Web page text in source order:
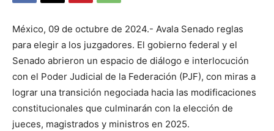
México, 09 de octubre de 2024.- Avala Senado reglas
para elegir a los juzgadores. El gobierno federal y el
Senado abrieron un espacio de diálogo e interlocución
con el Poder Judicial de la Federación (PJF), con miras a
lograr una transición negociada hacia las modificaciones
constitucionales que culminarán con la elección de
jueces, magistrados y ministros en 2025.